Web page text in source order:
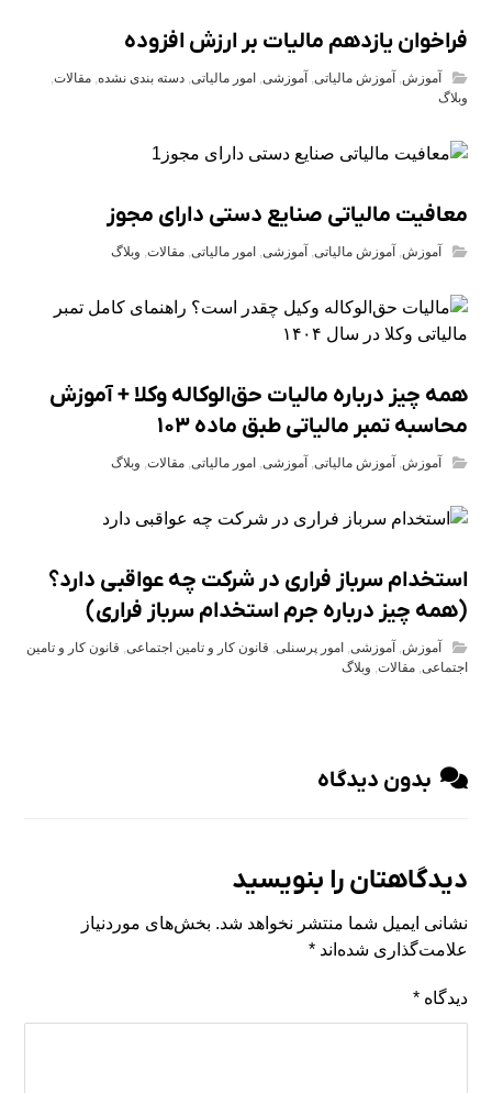
فراخوان یازدهم مالیات بر ارزش افزوده
آموزش ,آموزش مالیاتی ,آموزشی ,امور مالیاتی ,دسته بندی نشده ,مقالات
وبلاگ
معافیت مالیاتی صنایع دستی دارای مجوز
آموزش ,آموزش مالیاتی ,آموزشی ,امور مالیاتی ,مقالات وبلاگ
همه چیز درباره مالیات حق‌الوکاله وکلا + آموزش
محاسبه تمبر مالیاتی طبق ماده ۱۰۳
آموزش ,آموزش مالیاتی ,آموزشی ,امور مالیاتی ,مقالات وبلاگ
استخدام سرباز فراری در شرکت چه عواقبی دارد؟
(همه چیز درباره جرم استخدام سرباز فراری)
آموزش ,آموزشی ,امور پرسنلی قانون کار و تامین اجتماعی قانون کار و تامین
اجتماعی ,مقالات وبلاگ
بدون دیدگاه
دیدگاهتان را بنویسید
نشانی ایمیل شما منتشر نخواهد شد. بخش‌های موردنیاز
علامت‌گذاری شده‌اند*
دیدگاه*